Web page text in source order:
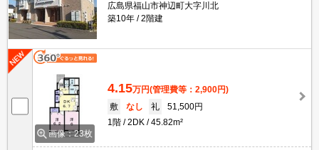
広島県福山市神辺町大字川北
築10年
2階建
画像：23枚
4.15万円(管理費等：2,900円)
敷
なし 礼
51,500円
1階
2DK 45.82m²